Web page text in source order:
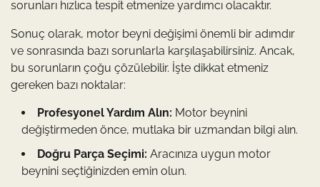
sorunları hızlıca tespit etmenize yardımcı olacaktır.
Sonuç olarak, motor beyni değişimi önemli bir adımdır
ve sonrasında bazı sorunlarla karşılaşabilirsiniz. Ancak,
bu sorunların çoğu çözülebilir. İşte dikkat etmeniz
gereken bazı noktalar:
Profesyonel Yardım Alın: Motor beynini
değiştirmeden önce, mutlaka bir uzmandan bilgi alın.
Doğru Parça Seçimi: Aracınıza uygun motor
beynini seçtiğinizden emin olun.